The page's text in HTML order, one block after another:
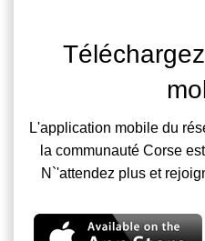
L'application mobile du
la communauté Corse
N`'attendez plus et